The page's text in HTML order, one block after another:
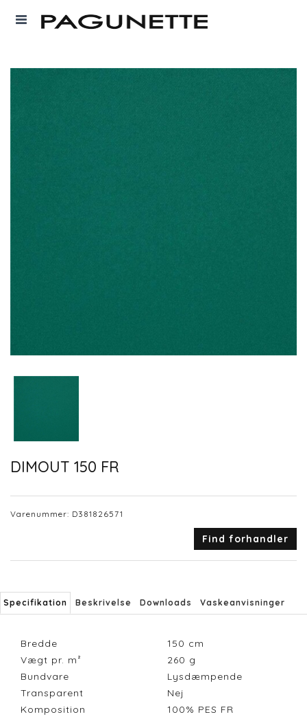
DIMOUT 150 FR
Varenummer: D381826571
Find forhandler
Specifikation Beskrivelse Downloads Vaskeanvisninger
Bredde 150 cm
Vægt pr. m²
260 g
Bundvare
Lysdæmpende
Transparent
Nej
Komposition
100% PES FR